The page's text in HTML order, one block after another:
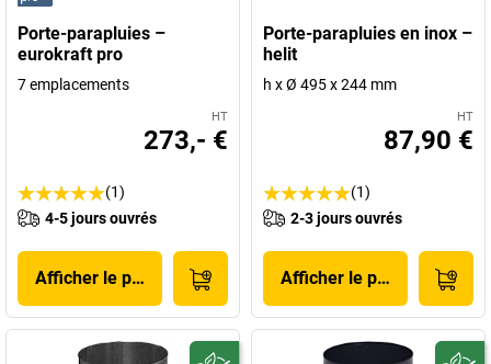
Porte-parapluies –
eurokraft pro
7 emplacements
HT
273,- €
(1)
4-5 jours ouvrés
Afficher le produit
Porte-parapluies en inox –
helit
h x Ø 495 x 244 mm
HT
87,90 €
(1)
2-3 jours ouvrés
Afficher le produit